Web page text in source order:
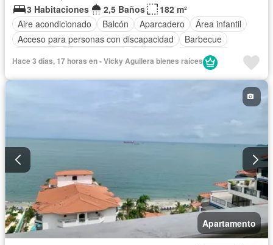
3 Habitaciones
2,5 Baños
182 m²
Aire acondicionado
Balcón Aparcadero
Área infantil
Acceso para personas con discapacidad
Barbecue
Gas natural
Cuarto de servicio Piscina Agua
Hace 3 días, 17 horas en - Vicky Aguilera bienes raíces
Apartamento